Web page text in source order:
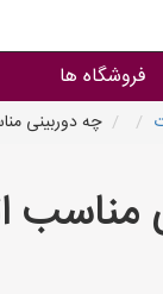
فروشگاه ها
براساس برند
چه دوربینی
مناسب